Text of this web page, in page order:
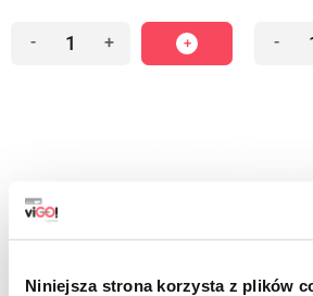
Niniejsza strona korzysta z plików
- + -